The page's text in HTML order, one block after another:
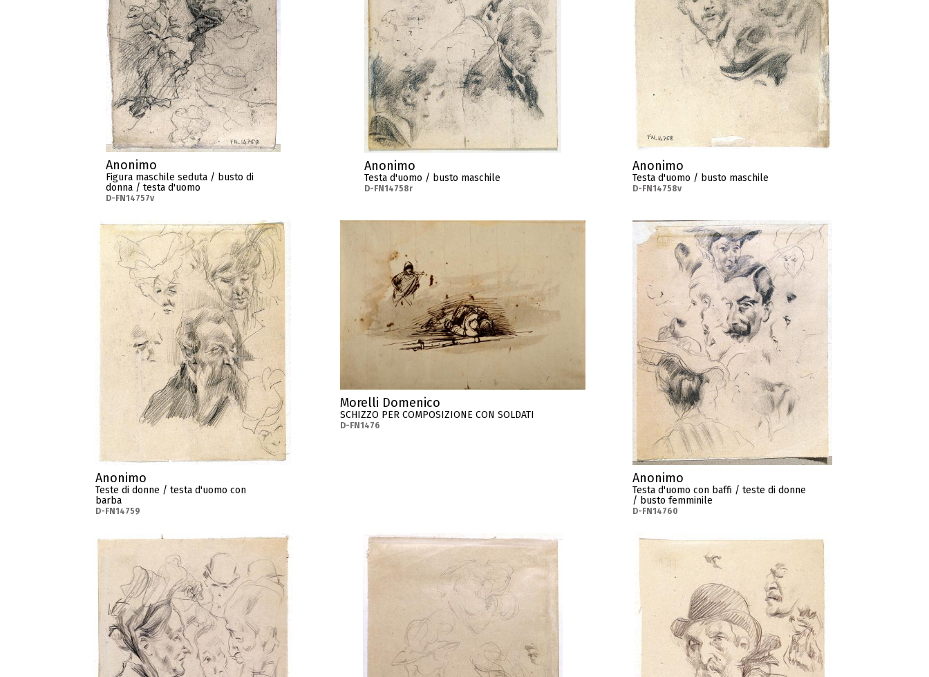
Anonimo
Figura maschile seduta / busto di
donna / testa d'uomo
D-FN14757v
Anonimo
Testa d'uomo / busto maschile
D-FN14758r
Anonimo
Testa d'uomo / busto maschile
D-FN14758v
Anonimo
Teste di donne / testa d'uomo con
barba
D-FN14759
Morelli Domenico
SCHIZZO PER COMPOSIZIONE CON SOLDATI
D-FN1476
Anonimo
Testa d'uomo con baffi / teste di donne
/ busto femminile
D-FN14760